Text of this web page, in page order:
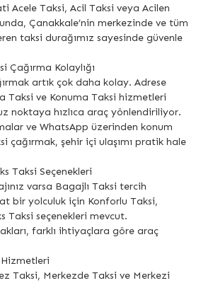
Acele Taksi, Acil Taksi veya Acilen
Çanakkale’nin merkezinde ve tüm
taksi durağımız sayesinde güvenle
Çağırma Kolaylığı
artık çok daha kolay. Adrese
Taksi ve Konuma Taksi hizmetleri
noktaya hızlıca araç yönlendiriliyor.
ve WhatsApp üzerinden konum
çağırmak, şehir içi ulaşımı pratik hale
Taksi Seçenekleri
varsa Bagajlı Taksi tercih
bir yolculuk için Konforlu Taksi,
Taksi seçenekleri mevcut.
farklı ihtiyaçlara göre araç
Taksi, Merkezde Taksi ve Merkezi